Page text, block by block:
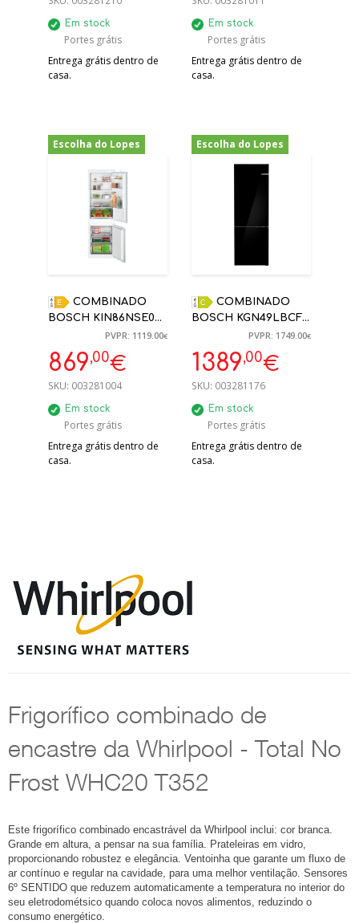
Em stock
Portes grátis
Entrega grátis dentro de
casa.
Em stock
Portes grátis
Entrega grátis dentro de
casa.
Escolha do Lopes
-22%
COMBINADO
BOSCH KIN86NSE0
177.2X54.1X54.8 PORTA
DESLIZANTE
ENCASTRE NOFROST
NO CONGELADOR
PVPR: 1119.00€
869,00€
SKU: 003281004
Em stock
Portes grátis
Entrega grátis dentro de
casa.
Escolha do Lopes
-21%
COMBINADO
BOSCH KGN49LBCF
440L NO FROST
PRETO C
203X70X66.7CM
PVPR: 1749.00€
1389,00€
SKU: 003281176
Em stock
Portes grátis
Entrega grátis dentro de
casa.
Frigorífico combinado de
encastre da Whirlpool - Total No
Frost WHC20 T352
Este frigorífico combinado encastrável da Whirlpool inclui: cor branca.
Grande em altura, a pensar na sua família. Prateleiras em vidro,
proporcionando robustez e elegância. Ventoinha que garante um fluxo de
ar contínuo e regular na cavidade, para uma melhor ventilação. Sensores
6º SENTIDO que reduzem automaticamente a temperatura no interior do
seu eletrodométsico quando coloca novos alimentos, reduzindo o
consumo energético.